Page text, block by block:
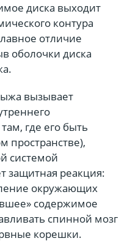
диска выходит
контура
отличие
оболочки диска
вызывает
где его быть
пространстве),
системой
защитная реакция:
окружающих
содержимое
спинной мозг
корешки.